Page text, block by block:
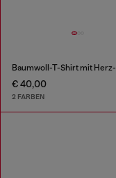
Baumwoll-T-Shirt mit
€ 40,00
2 FARBEN